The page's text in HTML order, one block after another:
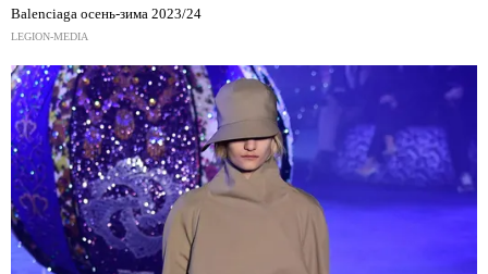
Balenciaga осень-зима 2023/24
LEGION-MEDIA